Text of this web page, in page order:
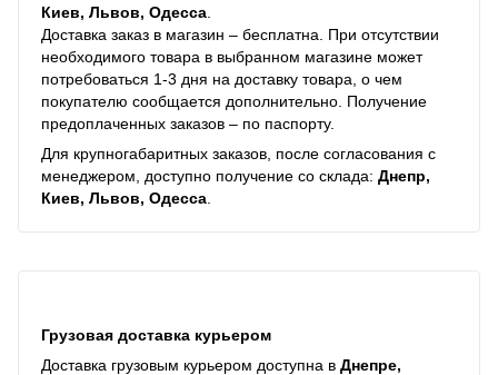
Киев, Львов, Одесса
Доставка заказ в магазин – бесплатна. При отсутствии
необходимого товара в выбранном магазине может
потребоваться 1-3 дня на доставку товара, о чем
покупателю сообщается дополнительно. Получение
предоплаченных заказов – по паспорту.
Для крупногабаритных заказов, после согласования с
менеджером, доступно получение со склада: Днепр,
Киев, Львов, Одесса
Грузовая доставка курьером
Доставка грузовым курьером доступна в Днепре,